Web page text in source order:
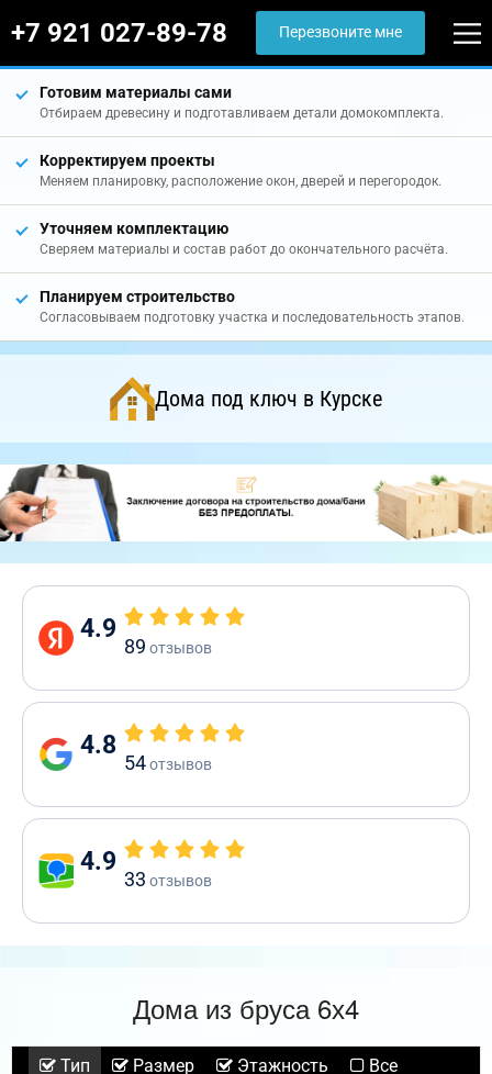
+7 921 027-89-78 Перезвоните мне
Готовим материалы сами
Отбираем древесину и подготавливаем детали домокомплекта.
Корректируем проекты
Меняем планировку, расположение окон, дверей и перегородок.
Уточняем комплектацию
Сверяем материалы и состав работ до окончательного расчёта.
Планируем строительство
Согласовываем подготовку участка и последовательность этапов.
Дома под ключ в Курске
4.9
89 отзывов
4.8
54отзывов
4.9
33 отзывов
Дома из бруса 6х4
Тип Размер Этажность Все